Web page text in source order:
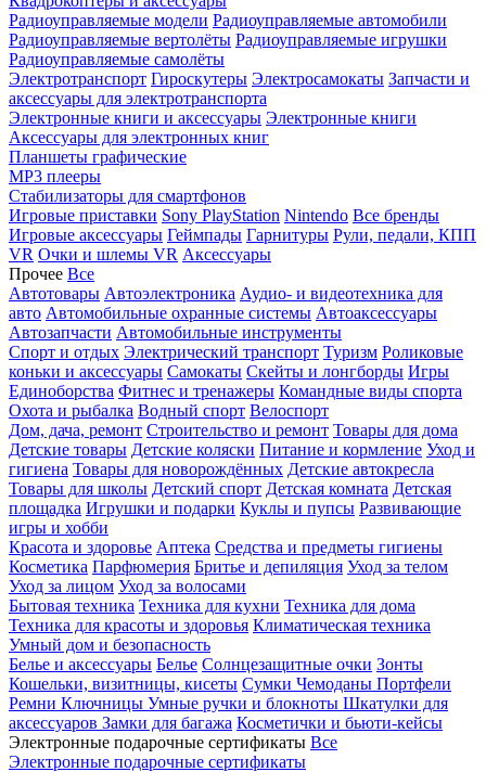
Радиоуправляемые модели Радиоуправляемые автомобили
Радиоуправляемые вертолёты Радиоуправляемые игрушки
Радиоуправляемые самолёты
Электротранспорт Гироскутеры Электросамокаты Запчасти и
аксессуары для электротранспорта
Электронные книги и аксессуары Электронные книги
Аксессуары для электронных книг
Планшеты графические
MP3 плееры
Стабилизаторы для смартфонов
Игровые приставки Sony PlayStation Nintendo Все бренды
Игровые аксессуары Геймпады Гарнитуры Рули, педали, КПП
VR Очки и шлемы VR Аксессуары
Прочее Все
Автотовары Автоэлектроника Аудио- и видеотехника для
авто Автомобильные охранные системы Автоаксессуары
Автозапчасти Автомобильные инструменты
Спорт и отдых Электрический транспорт Туризм Роликовые
коньки и аксессуары Самокаты Скейты и лонгборды Игры
Единоборства Фитнес и тренажеры Командные виды спорта
Охота и рыбалка Водный спорт Велоспорт
Дом, дача, ремонт Строительство и ремонт Товары для дома
Детские товары Детские коляски Питание и кормление Уход и
гигиена Товары для новорождённых Детские автокресла
Товары для школы Детский спорт Детская комната Детская
площадка Игрушки и подарки Куклы и пупсы Развивающие
игры и хобби
Красота и здоровье Аптека Средства и предметы гигиены
Косметика Парфюмерия Бритье и депиляция Уход за телом
Уход за лицом Уход за волосами
Бытовая техника Техника для кухни Техника для дома
Техника для красоты и здоровья Климатическая техника
Умный дом и безопасность
Белье и аксессуары Белье Солнцезащитные очки Зонты
Кошельки, визитницы, кисеты Сумки Чемоданы Портфели
Ремни Ключницы Умные ручки и блокноты Шкатулки для
аксессуаров Замки для багажа Косметички и бьюти-кейсы
Электронные подарочные сертификаты Все
Электронные подарочные сертификаты